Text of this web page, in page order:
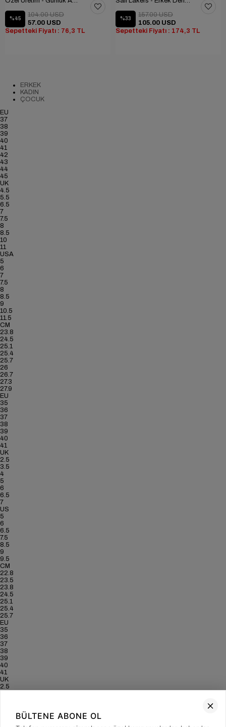
%45
57.00 USD
104.00 USD
Sepetteki Fiyatı : 76,3 TL
%33
105.00 USD
157.00 USD
Sepetteki Fiyatı : 174,3 TL
ERKEK
KADIN
ÇOCUK
EU
37
38
39
40
41
42
43
44
45
UK
4.5
5.5
6.5
7
7.5
8
8.5
10
11
USA
5
6
7
7.5
8
8.5
9
10.5
11.5
CM
23.8
24.5
25.1
25.4
25.7
26
26.7
27.3
27.9
EU
35
36
37
38
39
40
41
UK
2.5
3.5
4
5
6
6.5
7
US
5
6
6.5
7.5
8.5
9
9.5
CM
22.8
23.5
23.8
24.5
25.1
25.4
25.7
EU
35
36
37
38
39
40
41
UK
2.5
BÜLTENE ABONE OL